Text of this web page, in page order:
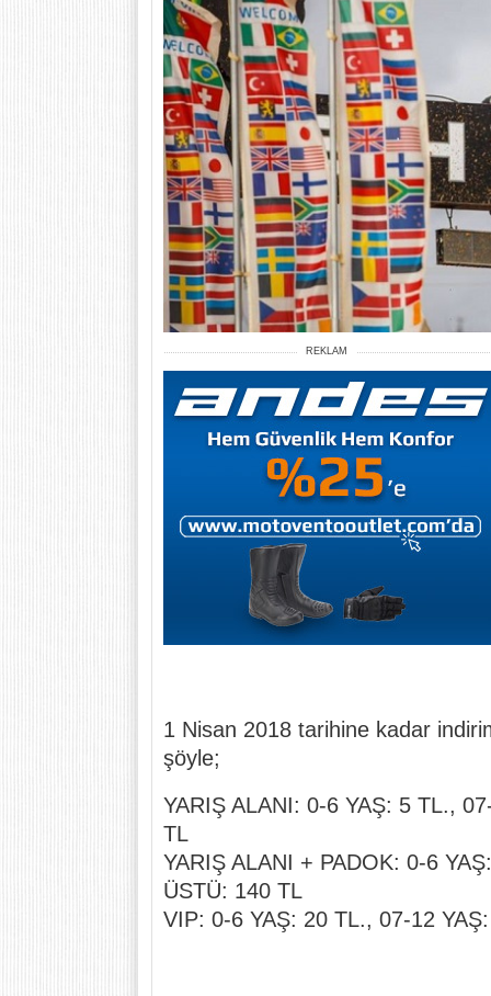
REKLAM
1 Nisan 2018 tarihine kadar
şöyle;
YARIŞ ALANI: 0-6 YAŞ: 5 TL.,
TL
YARIŞ ALANI + PADOK: 0-6
ÜSTÜ: 140 TL
VIP: 0-6 YAŞ: 20 TL., 07-12